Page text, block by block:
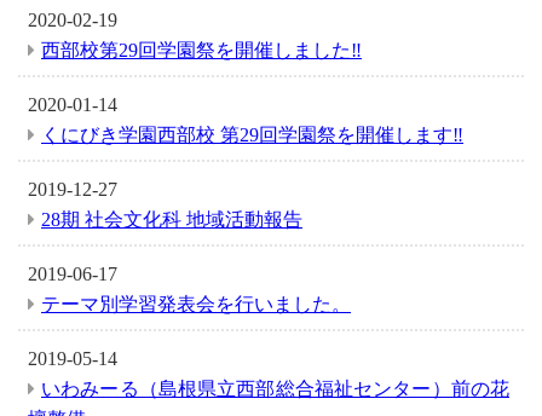
2020-02-19
西部校第29回学園祭を開催しました‼
2020-01-14
くにびき学園西部校 第29回学園祭を開催します‼
2019-12-27
28期 社会文化科 地域活動報告
2019-06-17
テーマ別学習発表会を行いました。
2019-05-14
いわみーる（島根県立西部総合福祉センター）前の花